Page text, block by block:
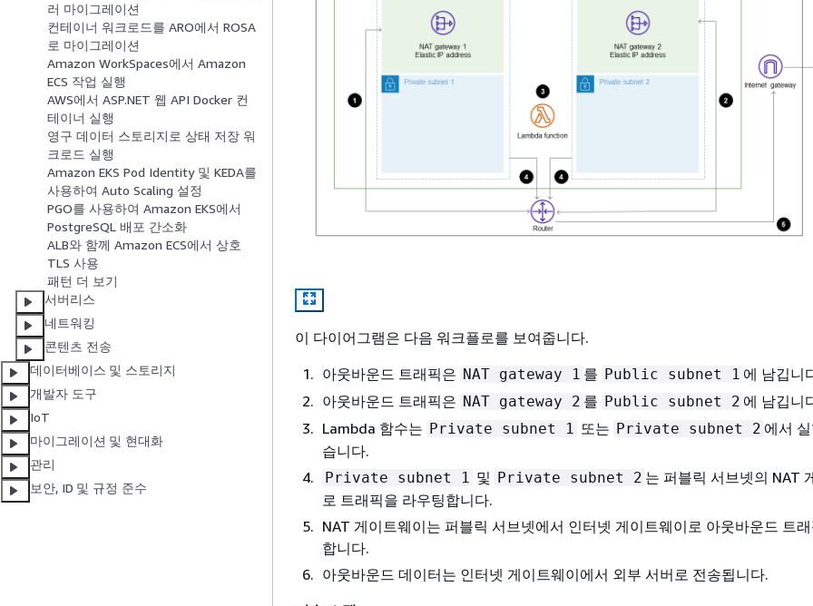
러 마이그레이션
컨테이너 워크로드를 ARO에서 ROSA
로 마이그레이션
Amazon WorkSpaces에서 Amazon
ECS 작업 실행
AWS에서 ASP.NET 웹 API Docker 컨
테이너 실행
영구 데이터 스토리지로 상태 저장 워
크로드 실행
Amazon EKS Pod Identity 및 KEDA를
사용하여 Auto Scaling 설정
PGO를 사용하여 Amazon EKS에서
PostgreSQL 배포 간소화
ALB와 함께 Amazon ECS에서 상호
TLS 사용
패턴 더 보기
서버리스
네트워킹
콘텐츠 전송
데이터베이스 및 스토리지
개발자 도구
IoT
마이그레이션 및 현대화
관리
보안, ID 및 규정 준수
이 다이어그램은 다음 워크플로를 보여줍니다.
아웃바운드 트래픽은 NAT gateway 1 를 Public subnet 1 에 남깁니
아웃바운드 트래픽은 NAT gateway 2 를 Public subnet 2 에 남깁니
Lambda 함수는 Private subnet 1 또는 Private subnet 2 에서
습니다.
Private subnet 1 및 Private subnet 2 는 퍼블릭 서브넷의 NAT
로 트래픽을 라우팅합니다.
NAT 게이트웨이는 퍼블릭 서브넷에서 인터넷 게이트웨이로 아웃바운드 트
합니다.
아웃바운드 데이터는 인터넷 게이트웨이에서 외부 서버로 전송됩니다.